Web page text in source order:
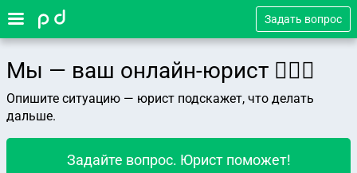
Задать вопрос
Мы — ваш онлайн-юрист 👨🏻‍⚖️
Опишите ситуацию — юрист подскажет, что делать
дальше.
Задайте вопрос. Юрист поможет!